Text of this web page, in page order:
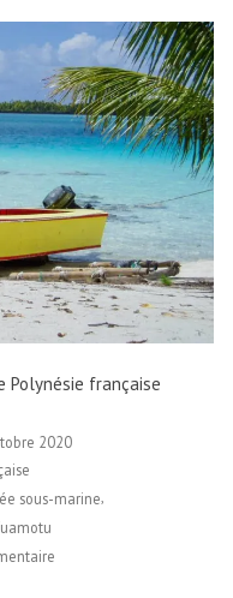
française
2020
sous-marine,
sur